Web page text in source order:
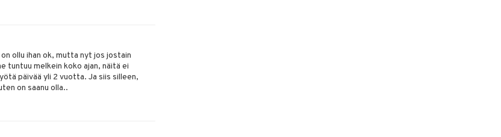
ollu ihan ok, mutta nyt jos jostain
tuntuu melkein koko ajan, näitä ei
päivää yli 2 vuotta. Ja siis silleen,
on saanu olla..